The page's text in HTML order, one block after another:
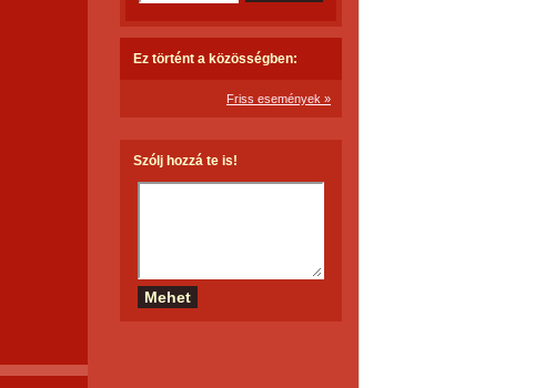
Ez történt a közösségben:
Friss események »
Szólj hozzá te is!